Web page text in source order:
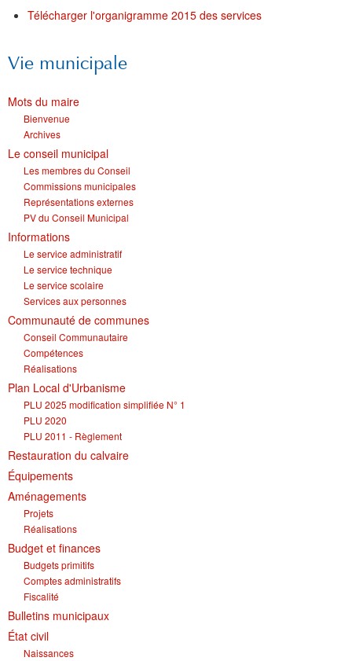
Télécharger l'organigramme 2015 des services
Vie municipale
Mots du maire
Bienvenue
Archives
Le conseil municipal
Les membres du Conseil
Commissions municipales
Représentations externes
PV du Conseil Municipal
Informations
Le service administratif
Le service technique
Le service scolaire
Services aux personnes
Communauté de communes
Conseil Communautaire
Compétences
Réalisations
Plan Local d'Urbanisme
PLU 2025 modification simplifiée N° 1
PLU 2020
PLU 2011 - Règlement
Restauration du calvaire
Équipements
Aménagements
Projets
Réalisations
Budget et finances
Budgets primitifs
Comptes administratifs
Fiscalité
Bulletins municipaux
État civil
Naissances